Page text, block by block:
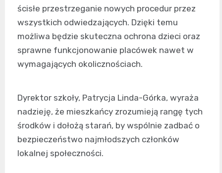
ścisłe przestrzeganie nowych procedur przez
wszystkich odwiedzających. Dzięki temu
możliwa będzie skuteczna ochrona dzieci oraz
sprawne funkcjonowanie placówek nawet w
wymagających okolicznościach.
Dyrektor szkoły, Patrycja Linda-Górka, wyraża
nadzieję, że mieszkańcy zrozumieją rangę tych
środków i dołożą starań, by wspólnie zadbać o
bezpieczeństwo najmłodszych członków
lokalnej społeczności.